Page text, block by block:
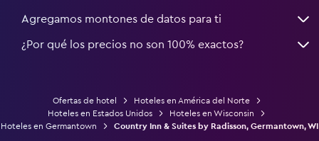
Agregamos montones de datos para ti
¿Por qué los precios no son 100% exactos?
Ofertas de hotel
Hoteles en América del Norte
Hoteles en Estados Unidos
Hoteles en Wisconsin
Hoteles en Germantown
Country Inn & Suites by Radisson, Germantown, WI